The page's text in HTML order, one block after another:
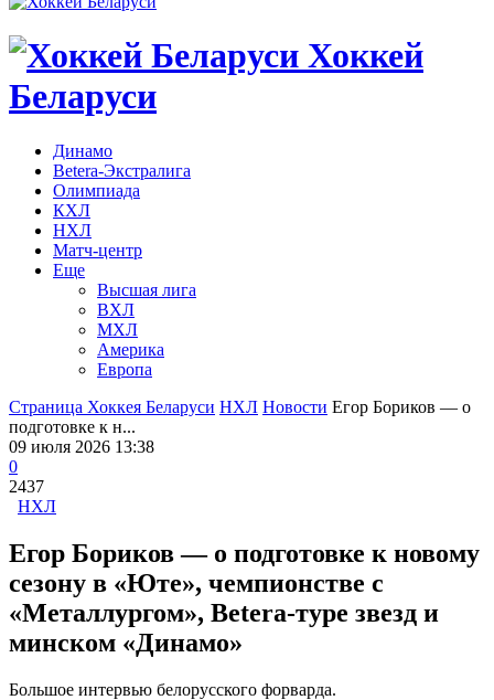
Хоккей
Беларуси
Динамо
Betera-Экстралига
Олимпиада
КХЛ
НХЛ
Матч-центр
Еще
Высшая лига
ВХЛ
МХЛ
Америка
Европа
Страница Хоккея Беларуси НХЛ Новости Егор Бориков — о
подготовке к н...
09 июля 2026 13:38
0
2437
НХЛ
Егор Бориков — о подготовке к новому
сезону в «Юте», чемпионстве с
«Металлургом», Betera-туре звезд и
минском «Динамо»
Большое интервью белорусского форварда.